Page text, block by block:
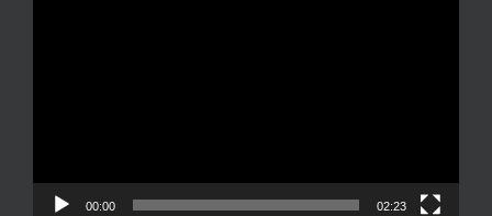
00:00 02:23